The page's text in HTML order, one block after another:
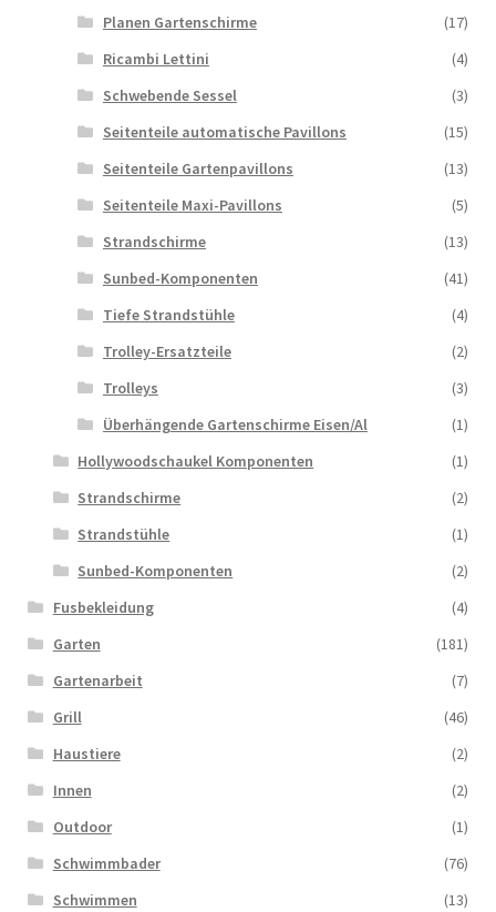
Planen Gartenschirme
(17)
Ricambi Lettini
(4)
Schwebende Sessel
(3)
Seitenteile automatische Pavillons
(15)
Seitenteile Gartenpavillons
(13)
Seitenteile Maxi-Pavillons
(5)
Strandschirme
(13)
Sunbed-Komponenten
(41)
Tiefe Strandstühle
(4)
Trolley-Ersatzteile
(2)
Trolleys
(3)
Überhängende Gartenschirme Eisen/Al
(1)
Hollywoodschaukel Komponenten
(1)
Strandschirme
(2)
Strandstühle
(1)
Sunbed-Komponenten
(2)
Fusbekleidung
(4)
Garten
(181)
Gartenarbeit
(7)
Grill
(46)
Haustiere
(2)
Innen
(2)
Outdoor
(1)
Schwimmbader
(76)
Schwimmen
(13)